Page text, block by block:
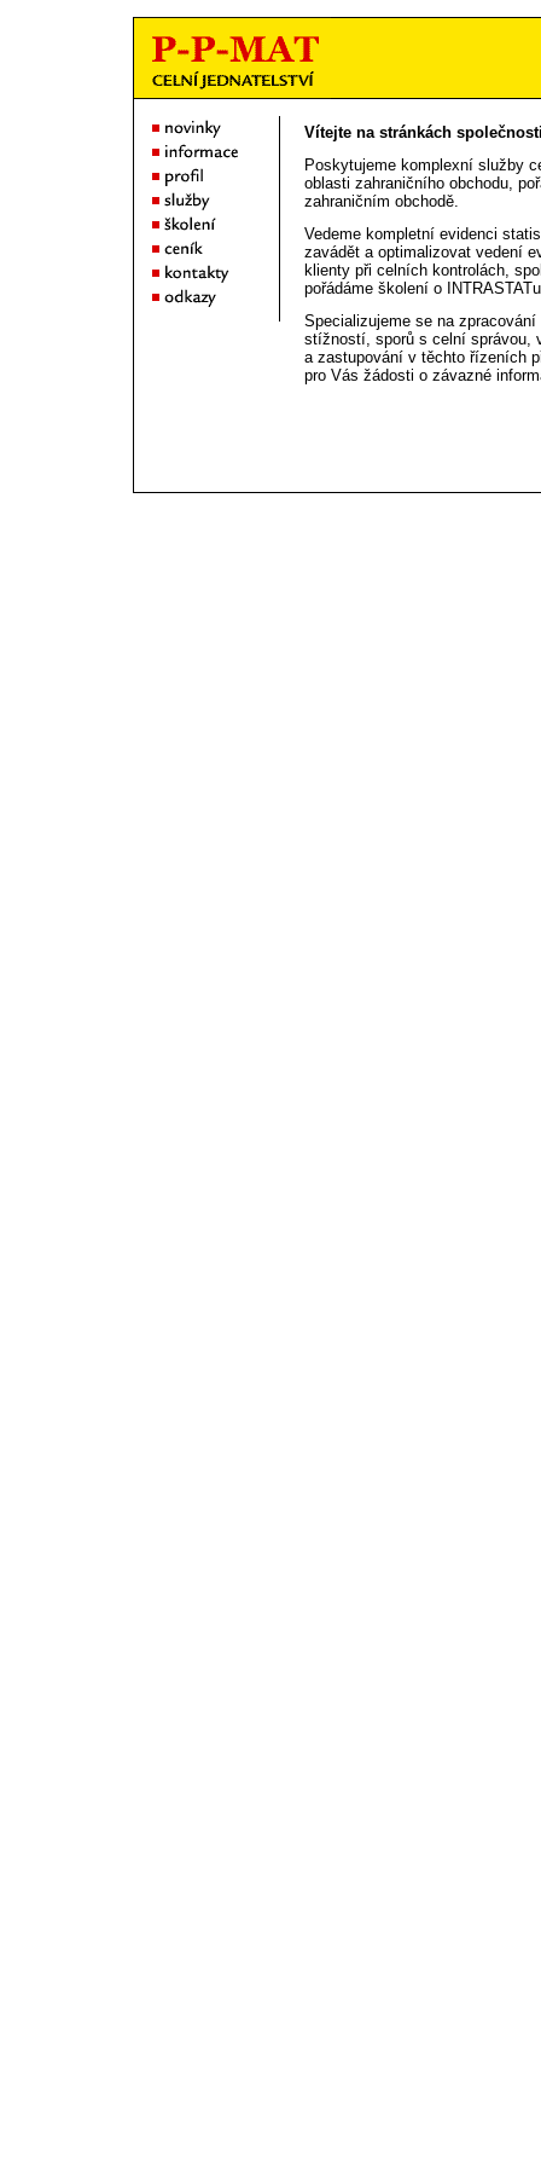
Vítejte na stránkách
Poskytujeme komplexní služby
oblasti zahraničního obchodu,
zahraničním obchodě.
Vedeme kompletní evidenci
zavádět a optimalizovat vedení
klienty při celních kontrolách,
pořádáme školení o
Specializujeme se na
stížností, sporů s celní správou,
a zastupování v těchto řízeních
pro Vás žádosti o závazné